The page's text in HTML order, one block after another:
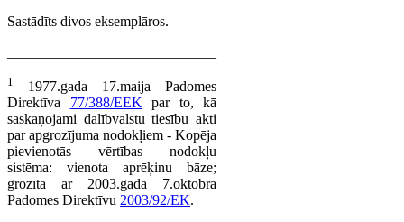
Sastādīts divos eksemplāros.
1
1977.gada 17.maija Padomes
Direktīva 77/388/EEKpar to, kā
saskaņojami dalībvalstu tiesību akti
par apgrozījuma nodokļiem - Kopēja
pievienotās vērtības nodokļu
sistēma: vienota aprēķinu bāze;
grozīta ar 2003.gada 7.oktobra
Padomes Direktīvu 2003/92/EK.